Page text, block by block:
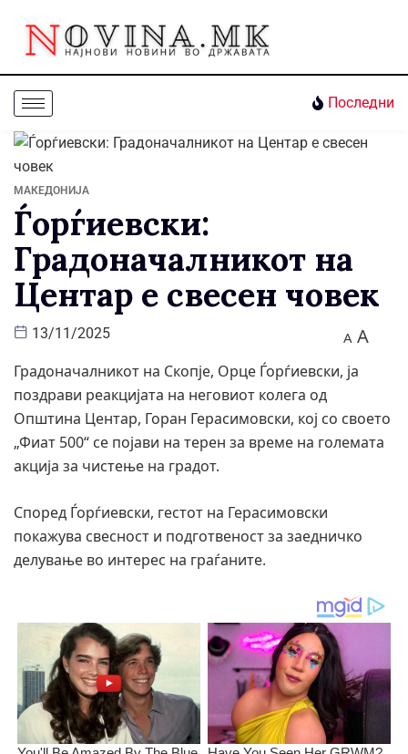
Последни
МАКЕДОНИЈА
Ѓорѓиевски:
Градоначалникот на
Центар е свесен човек
13/11/2025 A A
Градоначалникот на Скопје, Орце Ѓорѓиевски, ја
поздрави реакцијата на неговиот колега од
Општина Центар, Горан Герасимовски, кој со своето
„Фиат 500“ се појави на терен за време на големата
акција за чистење на градот.
Според Ѓорѓиевски, гестот на Герасимовски
покажува свесност и подготвеност за заедничко
делување во интерес на граѓаните.